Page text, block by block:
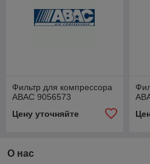
Фильтр для компрессора
ABAC 9056573
Цену уточняйте
О нас